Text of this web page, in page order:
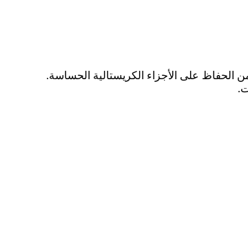
الحفاظ على الأجزاء الكريستالية الحساسة.